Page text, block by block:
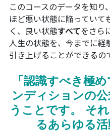
このコースのデータを知
ほど悪い状態に陥っていて
く、良い状態すべてをさら
人生の状態を、今までに
引き上げることができるの
「認識すべき極
ンディションの
うことです。 そ
るあらゆる活